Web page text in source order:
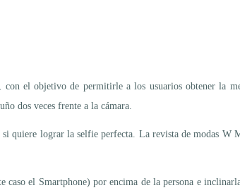
el objetivo de permitirle a los usuarios obtener la
dos veces frente a la cámara.
quiere lograr la selfie perfecta. La revista de modas W
el Smartphone) por encima de la persona e